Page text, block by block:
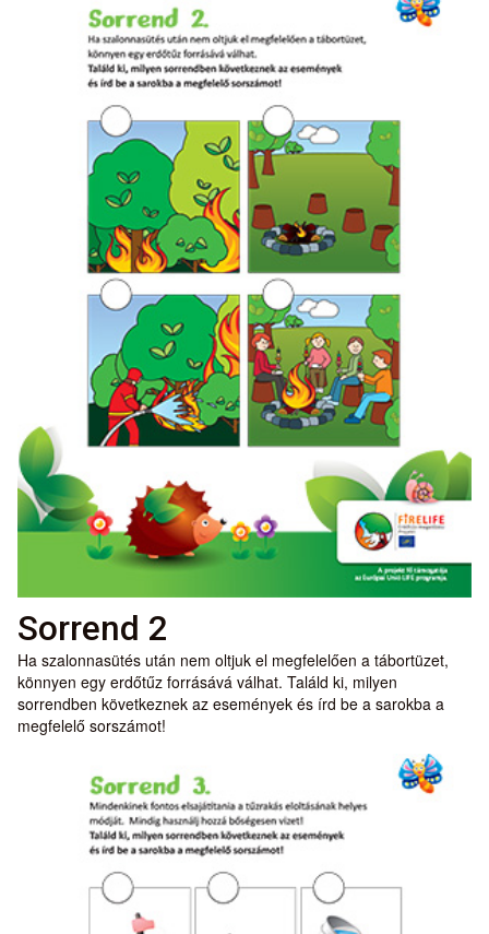
Sorrend 2
Ha szalonnasütés után nem oltjuk el megfelelően a tábortüzet,
könnyen egy erdőtűz forrásává válhat. Találd ki, milyen
sorrendben következnek az események és írd be a sarokba a
megfelelő sorszámot!